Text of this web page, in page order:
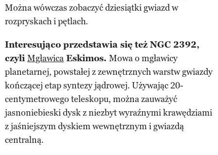
Można wówczas zobaczyć dziesiątki gwiazd w
rozpryskach i pętlach.
Interesująco przedstawia się też NGC 2392,
czyli Mgławica Eskimos. Mowa o mgławicy
planetarnej, powstałej z zewnętrznych warstw gwiazdy
kończącej etap syntezy jądrowej. Używając 20-
centymetrowego teleskopu, można zauważyć
jasnoniebieski dysk z niezbyt wyraźnymi krawędziami
z jaśniejszym dyskiem wewnętrznym i gwiazdą
centralną.